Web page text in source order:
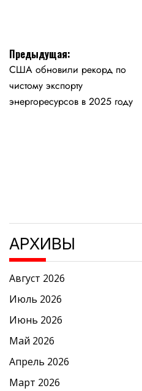
Навигация
по
записям
Предыдущая:
США обновили рекорд по
чистому экспорту
энергоресурсов в 2025 году
АРХИВЫ
Август 2026
Июль 2026
Июнь 2026
Май 2026
Апрель 2026
Март 2026